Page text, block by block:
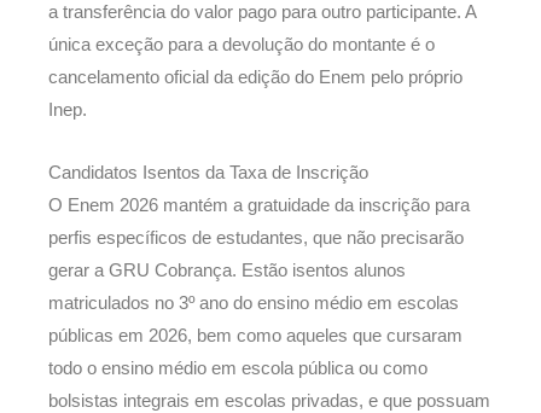
a transferência do valor pago para outro participante. A
única exceção para a devolução do montante é o
cancelamento oficial da edição do Enem pelo próprio
Inep.
Candidatos Isentos da Taxa de Inscrição
O Enem 2026 mantém a gratuidade da inscrição para
perfis específicos de estudantes, que não precisarão
gerar a GRU Cobrança. Estão isentos alunos
matriculados no 3º ano do ensino médio em escolas
públicas em 2026, bem como aqueles que cursaram
todo o ensino médio em escola pública ou como
bolsistas integrais em escolas privadas, e que possuam